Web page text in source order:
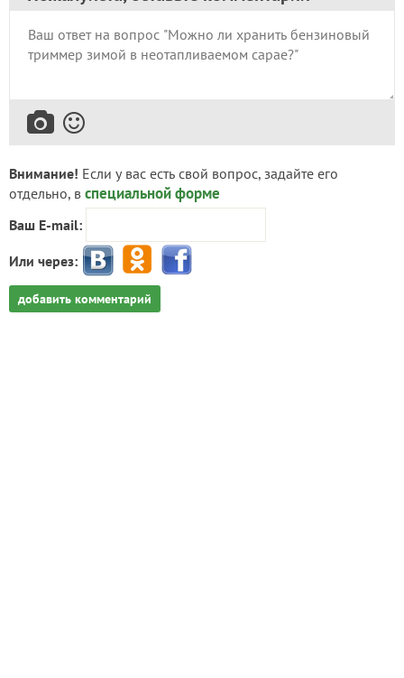
Внимание! Если у вас есть свой вопрос, задайте его
отдельно, в специальной форме
Ваш E-mail:
Или через:
добавить комментарий